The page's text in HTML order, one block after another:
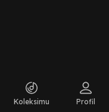
Koleksimu Profil